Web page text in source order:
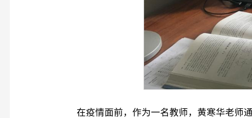
在疫情面前，作为一名教师，黄寒华老师